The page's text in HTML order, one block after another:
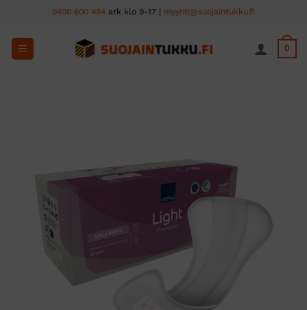
content
0400 600 484 ark klo 9-17 | myynti@suojaintukku.fi
0